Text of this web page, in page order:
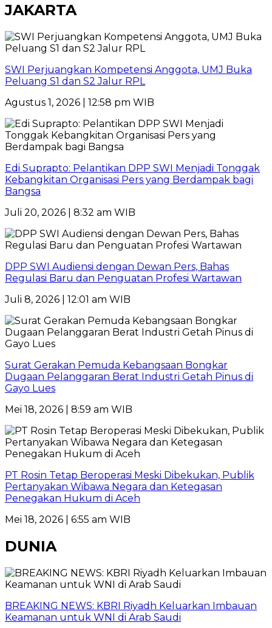
JAKARTA
SWI Perjuangkan Kompetensi Anggota, UMJ Buka
Peluang S1 dan S2 Jalur RPL
Agustus 1, 2026 | 12:58 pm WIB
Edi Suprapto: Pelantikan DPP SWI Menjadi Tonggak
Kebangkitan Organisasi Pers yang Berdampak bagi
Bangsa
Juli 20, 2026 | 8:32 am WIB
DPP SWI Audiensi dengan Dewan Pers, Bahas
Regulasi Baru dan Penguatan Profesi Wartawan
Juli 8, 2026 | 12:01 am WIB
Surat Gerakan Pemuda Kebangsaan Bongkar
Dugaan Pelanggaran Berat Industri Getah Pinus di
Gayo Lues
Mei 18, 2026 | 8:59 am WIB
PT Rosin Tetap Beroperasi Meski Dibekukan, Publik
Pertanyakan Wibawa Negara dan Ketegasan
Penegakan Hukum di Aceh
Mei 18, 2026 | 6:55 am WIB
DUNIA
BREAKING NEWS: KBRI Riyadh Keluarkan Imbauan
Keamanan untuk WNI di Arab Saudi